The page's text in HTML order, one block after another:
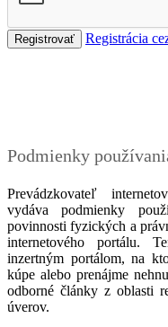
Registrácia
Podmienky
Prevádzkovateľ
vydáva podmienky
povinnosti fyzických a
internetového portálu.
inzertným portálom, na
kúpe alebo prenájme
odborné články z oblasti
úverov.